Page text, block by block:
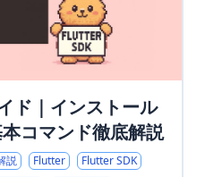
ド｜インストール
コマンド徹底解説
説 Flutter
Flutter SDK